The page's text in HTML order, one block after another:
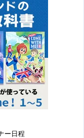
ー日程